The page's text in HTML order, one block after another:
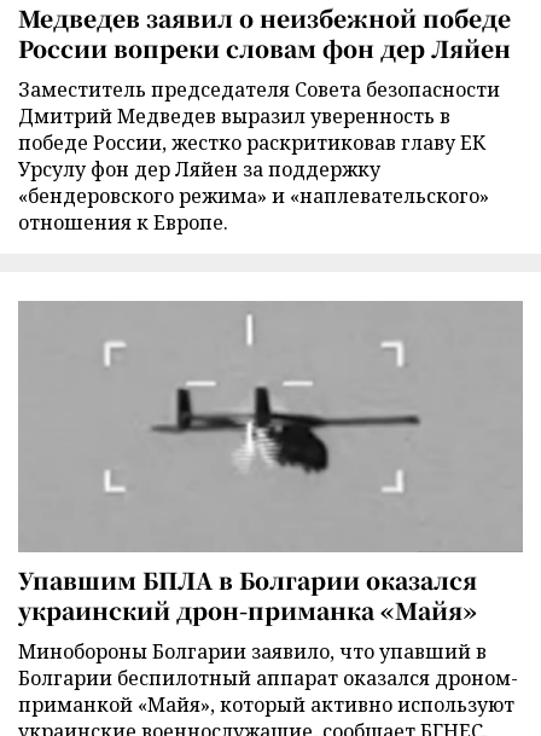
Медведев заявил о неизбежной победе
России вопреки словам фон дер Ляйен
Заместитель председателя Совета безопасности
Дмитрий Медведев выразил уверенность в
победе России, жестко раскритиковав главу ЕК
Урсулу фон дер Ляйен за поддержку
«бендеровского режима» и «наплевательского»
отношения к Европе.
Упавшим БПЛА в Болгарии оказался
украинский дрон-приманка «Майя»
Минобороны Болгарии заявило, что упавший в
Болгарии беспилотный аппарат оказался дроном-
приманкой «Майя», который активно используют